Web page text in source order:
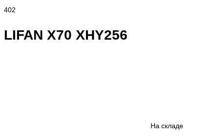
402
LIFAN X70 XHY256
На складе